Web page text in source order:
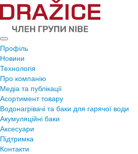
Профіль
Новини
Технологія
Про компанію
Медіа та публікації
Асортимент товару
Водонагрівачі та баки для гарячої води
Акумуляційні баки
Аксесуари
Підтримка
Контакти